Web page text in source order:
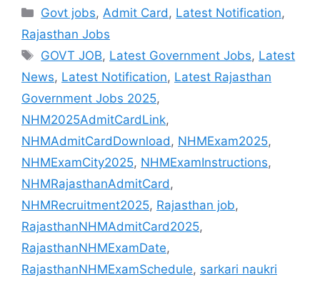
Categories
Govt jobs, Admit Card , Latest Notification,
Rajasthan Jobs
Tags
GOVT JOB, Latest Government Jobs, Latest
News, Latest Notification, Latest Rajasthan
Government Jobs 2025,
NHM2025AdmitCardLink,
NHMAdmitCardDownload , NHMExam2025,
NHMExamCity2025, NHMExamInstructions,
NHMRajasthanAdmitCard ,
NHMRecruitment2025, Rajasthan job,
RajasthanNHMAdmitCard2025,
RajasthanNHMExamDate,
RajasthanNHMExamSchedule, sarkari naukri